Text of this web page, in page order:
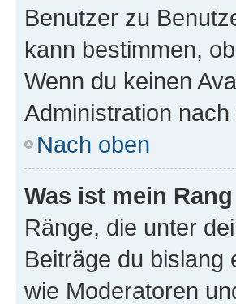
Benutzer zu
kann bestimmen,
Wenn du keinen
Administration
Nach oben
Was ist mein
Ränge, die unter
Beiträge du bislang
wie Moderatoren